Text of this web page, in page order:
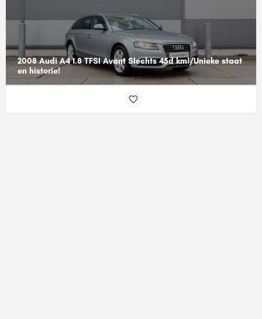
2008 Audi A4 1.8 TFSI Avant Slechts 45d km!/Unieke staat
en historie!